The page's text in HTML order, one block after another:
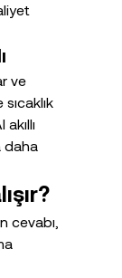
ve
daha
cevabı,